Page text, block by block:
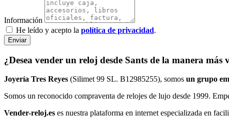
Información
He leído y acepto la política de privacidad.
Enviar
¿Desea vender un reloj desde Sants de la manera más
Joyería Tres Reyes (Silimet 99 SL. B12985255), somos un grupo
Somos un reconocido compraventa de relojes de lujo desde 1999.
Vender-reloj.es es nuestra plataforma en internet especializada en